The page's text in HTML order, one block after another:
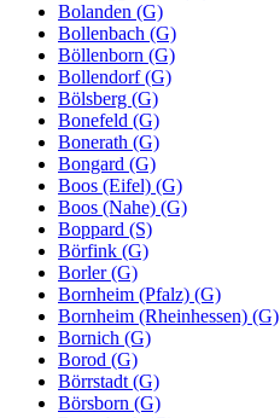
Bolanden (G)
Bollenbach (G)
Böllenborn (G)
Bollendorf (G)
Bölsberg (G)
Bonefeld (G)
Bonerath (G)
Bongard (G)
Boos (Eifel) (G)
Boos (Nahe) (G)
Boppard (S)
Börfink (G)
Borler (G)
Bornheim (Pfalz) (G)
Bornheim (Rheinhessen) (G)
Bornich (G)
Borod (G)
Börrstadt (G)
Börsborn (G)